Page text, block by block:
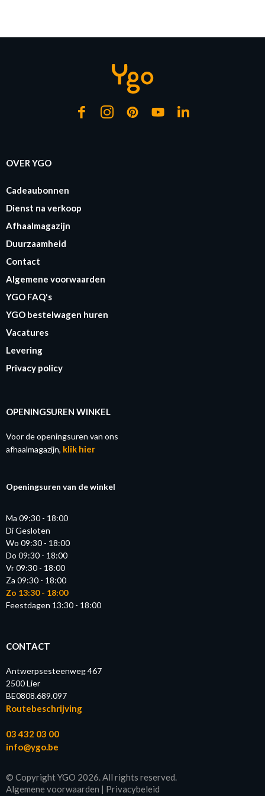
OVER YGO
Cadeaubonnen
Dienst na verkoop
Afhaalmagazijn
Duurzaamheid
Contact
Algemene voorwaarden
YGO FAQ's
YGO bestelwagen huren
Vacatures
Levering
Privacy policy
OPENINGSUREN WINKEL
Voor de openingsuren van ons
afhaalmagazijn, klik hier
Openingsuren van de winkel
Ma 09:30 - 18:00
Di Gesloten
Wo 09:30 - 18:00
Do 09:30 - 18:00
Vr 09:30 - 18:00
Za 09:30 - 18:00
Zo 13:30 - 18:00
Feestdagen 13:30 - 18:00
CONTACT
Antwerpsesteenweg 467
2500 Lier
BE0808.689.097
Routebeschrijving
03 432 03 00
info@ygo.be
© Copyright YGO 2026. All rights reserved.
Algemene voorwaarden | Privacybeleid